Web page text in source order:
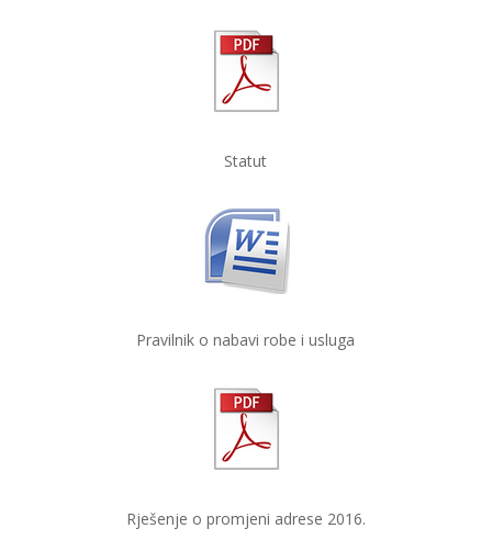
Statut
Pravilnik o nabavi robe i usluga
Rješenje o promjeni adrese 2016.